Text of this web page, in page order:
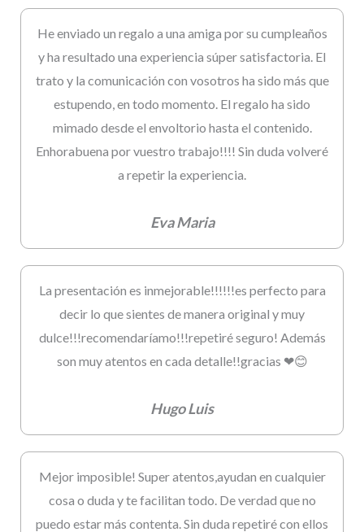
He enviado un regalo a una amiga por su cumpleaños
y ha resultado una experiencia súper satisfactoria. El
trato y la comunicación con vosotros ha sido más que
estupendo, en todo momento. El regalo ha sido
mimado desde el envoltorio hasta el contenido.
Enhorabuena por vuestro trabajo!!!! Sin duda volveré
a repetir la experiencia.
Eva Maria
La presentación es inmejorable!!!!!!es perfecto para
decir lo que sientes de manera original y muy
dulce!!!recomendaríamo!!!repetiré seguro! Además
son muy atentos en cada detalle!!gracias ❤😊
Hugo Luis
Mejor imposible! Super atentos,ayudan en cualquier
cosa o duda y te facilitan todo. De verdad que no
puedo estar más contenta. Sin duda repetiré con ellos